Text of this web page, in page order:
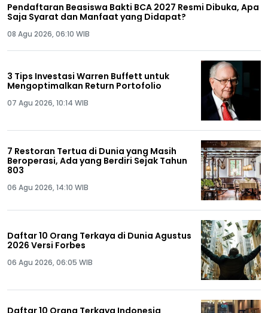
Pendaftaran Beasiswa Bakti BCA 2027 Resmi Dibuka, Apa
Saja Syarat dan Manfaat yang Didapat?
08 Agu 2026, 06:10 WIB
3 Tips Investasi Warren Buffett untuk
Mengoptimalkan Return Portofolio
07 Agu 2026, 10:14 WIB
7 Restoran Tertua di Dunia yang Masih
Beroperasi, Ada yang Berdiri Sejak Tahun
803
06 Agu 2026, 14:10 WIB
Daftar 10 Orang Terkaya di Dunia Agustus
2026 Versi Forbes
06 Agu 2026, 06:05 WIB
Daftar 10 Orang Terkaya Indonesia